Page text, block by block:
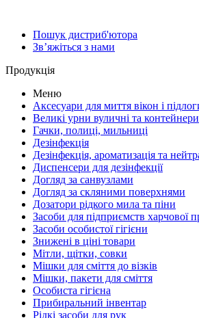
Пошук дистриб'ютора
Зв’яжіться з нами
Продукція
Меню
Аксесуари для миття вікон і
Великі урни вуличні та контейнери
Гачки, полиці, мильниці
Дезінфекція
Дезінфекція, ароматизація та
Диспенсери для дезінфекції
Догляд за санвузлами
Догляд за скляними поверхнями
Дозатори рідкого мила та піни
Засоби для підприємств харчової
Засоби особистої гігієни
Знижені в ціні товари
Мітли, щітки, совки
Мішки для сміття до візків
Мішки, пакети для сміття
Особиста гігієна
Прибиральний інвентар
Рідкі засоби для рук